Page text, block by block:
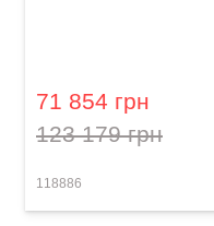
71 854 грн
123 179 грн
118886